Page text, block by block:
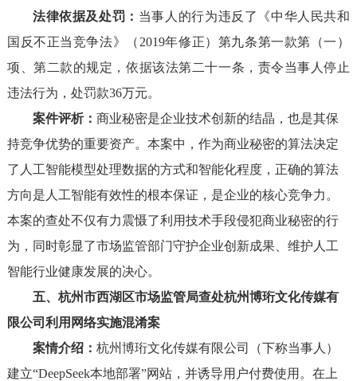
法律依据及处罚： 当事人的行为违反了《中华人民共和
国反不正当竞争法》（2019年修正）第九条第一款第（一）
项、第二款的规定，依据该法第二十一条，责令当事人停止
违法行为，处罚款36万元。
案件评析： 商业秘密是企业技术创新的结晶，也是其保
持竞争优势的重要资产。本案中，作为商业秘密的算法决定
了人工智能模型处理数据的方式和智能化程度，正确的算法
方向是人工智能有效性的根本保证，是企业的核心竞争力。
本案的查处不仅有力震慑了利用技术手段侵犯商业秘密的行
为，同时彰显了市场监管部门守护企业创新成果、维护人工
智能行业健康发展的决心。
五、杭州市西湖区市场监管局查处杭州博珩文化传媒有
限公司利用网络实施混淆案
案情介绍： 杭州博珩文化传媒有限公司（下称当事人）
建立“DeepSeek本地部署”网站，并诱导用户付费使用。在上